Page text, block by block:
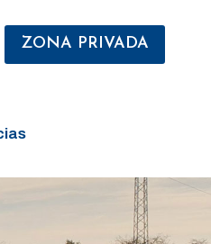
ZONA PRIVADA